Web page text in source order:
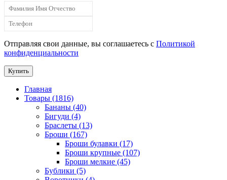
Отправляя свои данные, вы соглашаетесь с Политикой
конфиденциальности
Купить
Главная
Товары (1816)
Бананы (40)
Бигуди (4)
Браслеты (13)
Броши (167)
Броши булавки (17)
Броши крупные (107)
Броши мелкие (45)
Бублики (5)